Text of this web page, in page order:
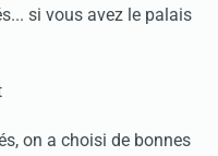
si vous avez le palais
on a choisi de bonnes